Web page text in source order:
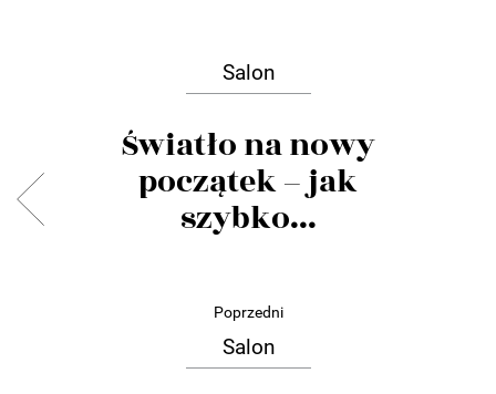
Salon
Światło na nowy
początek – jak
szybko...
Poprzedni
Salon